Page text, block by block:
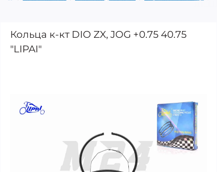
Кольца к-кт DIO ZX, JOG +0.75 40.75
"LIPAI"